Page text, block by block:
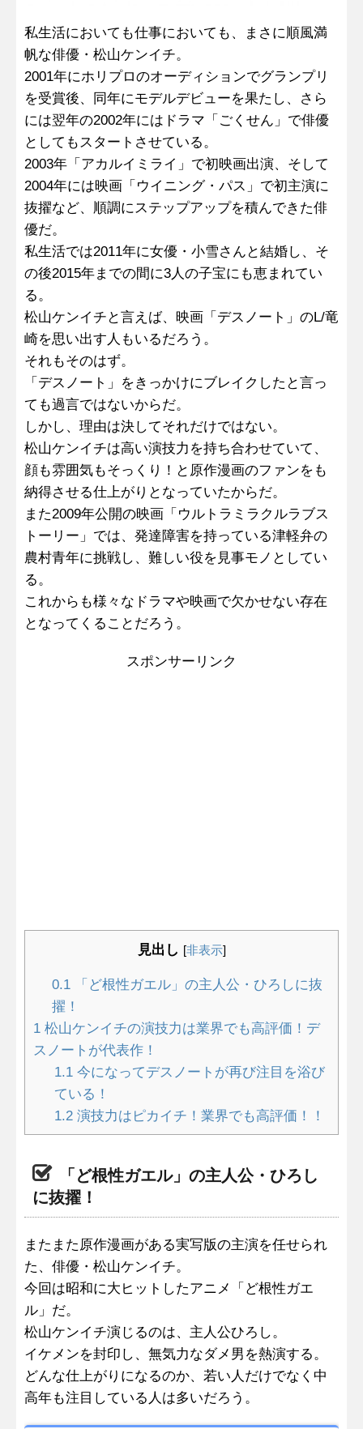
私生活においても仕事においても、まさに順風満
帆な俳優・松山ケンイチ。
2001年にホリプロのオーディションでグランプリ
を受賞後、同年にモデルデビューを果たし、さら
には翌年の2002年にはドラマ「ごくせん」で俳優
としてもスタートさせている。
2003年「アカルイミライ」で初映画出演、そして
2004年には映画「ウイニング・パス」で初主演に
抜擢など、順調にステップアップを積んできた俳
優だ。
私生活では2011年に女優・小雪さんと結婚し、そ
の後2015年までの間に3人の子宝にも恵まれてい
る。
松山ケンイチと言えば、映画「デスノート」のL/竜
崎を思い出す人もいるだろう。
それもそのはず。
「デスノート」をきっかけにブレイクしたと言っ
ても過言ではないからだ。
しかし、理由は決してそれだけではない。
松山ケンイチは高い演技力を持ち合わせていて、
顔も雰囲気もそっくり！と原作漫画のファンをも
納得させる仕上がりとなっていたからだ。
また2009年公開の映画「ウルトラミラクルラブス
トーリー」では、発達障害を持っている津軽弁の
農村青年に挑戦し、難しい役を見事モノとしてい
る。
これからも様々なドラマや映画で欠かせない存在
となってくることだろう。
スポンサーリンク
見出し [非表示]
0.1「ど根性ガエル」の主人公・ひろしに抜
擢！
1 松山ケンイチの演技力は業界でも高評価！デ
スノートが代表作！
1.1今になってデスノートが再び注目を浴び
ている！
1.2演技力はピカイチ！業界でも高評価！！
「ど根性ガエル」の主人公・ひろし
に抜擢！
またまた原作漫画がある実写版の主演を任せられ
た、俳優・松山ケンイチ。
今回は昭和に大ヒットしたアニメ「ど根性ガエ
ル」だ。
松山ケンイチ演じるのは、主人公ひろし。
イケメンを封印し、無気力なダメ男を熱演する。
どんな仕上がりになるのか、若い人だけでなく中
高年も注目している人は多いだろう。